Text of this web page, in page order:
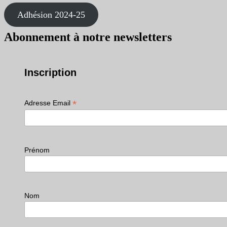
Adhésion 2024-25
Abonnement à notre newsletters
Inscription
Adresse Email *
Prénom
Nom